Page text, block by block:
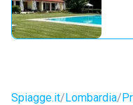
Spiagge.it Lombardia